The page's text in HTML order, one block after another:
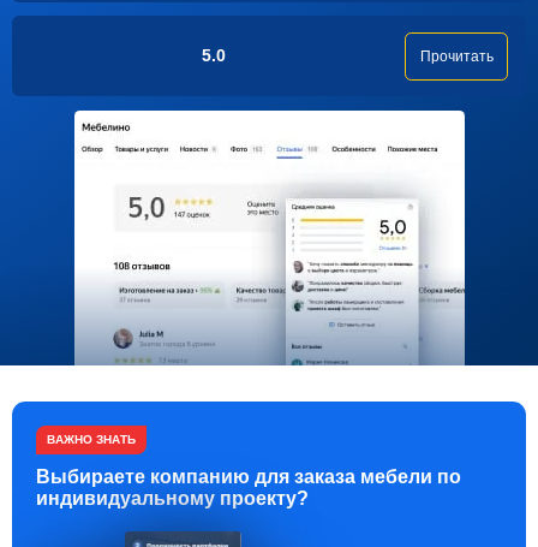
5.0 Прочитать
ВАЖНО ЗНАТЬ
Выбираете компанию для заказа мебели по
индивидуальному проекту?